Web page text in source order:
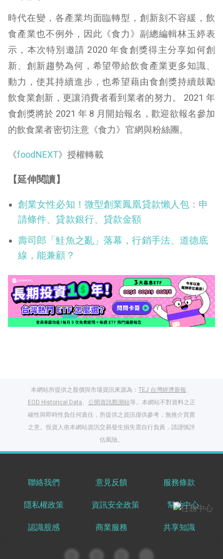
時代在變，各產業均面臨轉型，創新刻不容緩，飲
食產業也不例外，因此《食力》副總編輯林玉婷表
示，本次特別邀請 2020 年食創獎得主分享如何創
新、創新趨勢為何，希望帶給飲食產業更多知識、
動力，使其持續進步，也希望藉由食創獎持續鼓勵
飲食業創新，更讓消費者看到業者的努力。 2021 年
食創獎將於 2021 年 8 月開始報名，歡迎欲報名參加
的飲食業者密切注意《食力》官網與粉絲團。
《foodNEXT》授權轉載
【延伸閱讀】
創業女性必知！微型創業鳳凰貸款懶人包：申
請條件、貸款銀行、貸款金額
壽司郎「鮭魚之亂」落幕，行銷手法、道德底
線，能兼顧？
本網站所提供之股價與市場資訊來源為： TEJ 台灣經濟新報、
EOD Historical Data、 公開資訊觀測站等。本網站不對資料之正
確性與即時性負任何責任，所提供之資訊僅供參考，無推介買賣
之意。投資人依本網站資訊交易發生損失需自行負責，請謹慎評
估風險。
聯絡我們 意見反饋 服務條款
隱私權政策 資訊安全政策 幫助中心
認識股感 商業服務 共享知識
出國就缺這咖？股